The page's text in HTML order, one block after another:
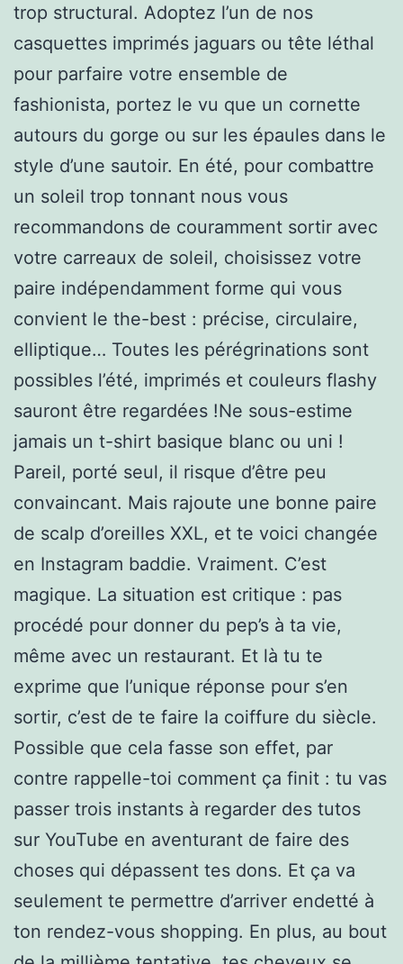
trop structural. Adoptez l’un de nos
casquettes imprimés jaguars ou tête léthal
pour parfaire votre ensemble de
fashionista, portez le vu que un cornette
autours du gorge ou sur les épaules dans le
style d’une sautoir. En été, pour combattre
un soleil trop tonnant nous vous
recommandons de couramment sortir avec
votre carreaux de soleil, choisissez votre
paire indépendamment forme qui vous
convient le the-best : précise, circulaire,
elliptique… Toutes les pérégrinations sont
possibles l’été, imprimés et couleurs flashy
sauront être regardées !Ne sous-estime
jamais un t-shirt basique blanc ou uni !
Pareil, porté seul, il risque d’être peu
convaincant. Mais rajoute une bonne paire
de scalp d’oreilles XXL, et te voici changée
en Instagram baddie. Vraiment. C’est
magique. La situation est critique : pas
procédé pour donner du pep’s à ta vie,
même avec un restaurant. Et là tu te
exprime que l’unique réponse pour s’en
sortir, c’est de te faire la coiffure du siècle.
Possible que cela fasse son effet, par
contre rappelle-toi comment ça finit : tu vas
passer trois instants à regarder des tutos
sur YouTube en aventurant de faire des
choses qui dépassent tes dons. Et ça va
seulement te permettre d’arriver endetté à
ton rendez-vous shopping. En plus, au bout